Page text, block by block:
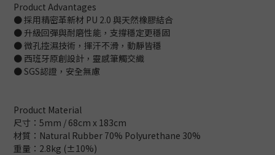
Product Advantages
● 採用精密革新材 PU 2.0 與天然橡膠結合
● 升級回彈與耐磨性能，支撐穩定更穩固
● 微孔控濕技術，揮汗不滑，動靜皆穩
● 西班牙原創設計，靈感筆觸交織
● SGS認證，安全無慮
Product Material
尺寸：5mm / 68cm x 183cm
材質：Natural Rubber 70% Polyurethane 30%
重量：2.8kg (±10%)